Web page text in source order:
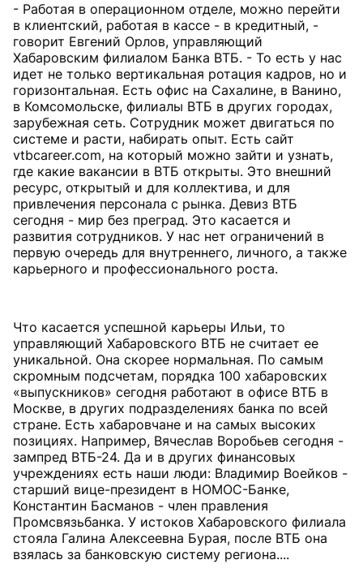
- Работая в операционном отделе, можно перейти
в клиентский, работая в кассе - в кредитный, -
говорит Евгений Орлов, управляющий
Хабаровским филиалом Банка ВТБ. - То есть у нас
идет не только вертикальная ротация кадров, но и
горизонтальная. Есть офис на Сахалине, в Ванино,
в Комсомольске, филиалы ВТБ в других городах,
зарубежная сеть. Сотрудник может двигаться по
системе и расти, набирать опыт. Есть сайт
vtbcareer.com, на который можно зайти и узнать,
где какие вакансии в ВТБ открыты. Это внешний
ресурс, открытый и для коллектива, и для
привлечения персонала с рынка. Девиз ВТБ
сегодня - мир без преград. Это касается и
развития сотрудников. У нас нет ограничений в
первую очередь для внутреннего, личного, а также
карьерного и профессионального роста.
Что касается успешной карьеры Ильи, то
управляющий Хабаровского ВТБ не считает ее
уникальной. Она скорее нормальная. По самым
скромным подсчетам, порядка 100 хабаровских
«выпускников» сегодня работают в офисе ВТБ в
Москве, в других подразделениях банка по всей
стране. Есть хабаровчане и на самых высоких
позициях. Например, Вячеслав Воробьев сегодня -
зампред ВТБ-24. Да и в других финансовых
учреждениях есть наши люди: Владимир Воейков -
старший вице-президент в НОМОС-Банке,
Константин Басманов - член правления
Промсвязьбанка. У истоков Хабаровского филиала
стояла Галина Алексеевна Бурая, после ВТБ она
взялась за банковскую систему региона....